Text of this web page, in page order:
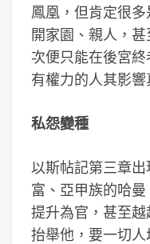
鳳凰，但肯定很
開家園、親人，
次便只能在後宮終
有權力的人其影響
私怨變種
以斯帖記第三章
富、亞甲族的哈
提升為官，甚至
抬舉他，要一切